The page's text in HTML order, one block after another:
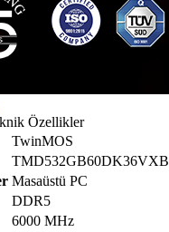
Özellikler
TwinMOS
TMD532GB60DK36VXB
Masaüstü PC
DDR5
6000 MHz